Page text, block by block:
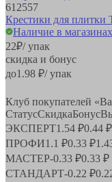
612557
Крестики для
Наличие в магазинах
22₽/ упак
скидка и бонус
до1.98 ₽/ упак
Клуб покупателей
СтатусСкидкаБонус
ЭКСПЕРТ1.54 ₽0.44 ₽
ПРОФИ1.1 ₽0.33 ₽
МАСТЕР-0.33 ₽0.33 ₽
СТАНДАРТ-0.22 ₽